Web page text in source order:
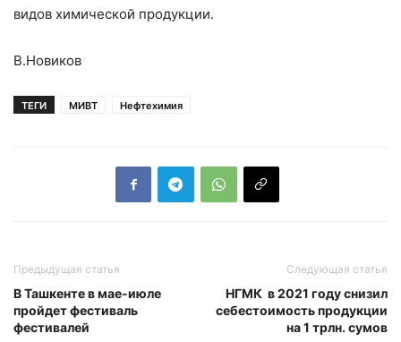
видов химической продукции.
В.Новиков
ТЕГИ МИВТ Нефтехимия
Предыдущая статья
В Ташкенте в мае-июле
пройдет фестиваль
фестивалей
Следующая статья
НГМК в 2021 году снизил
себестоимость продукции
на 1 трлн. сумов